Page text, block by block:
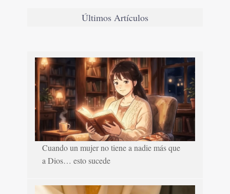
Últimos Artículos
Cuando un mujer no tiene a nadie más que
a Dios… esto sucede